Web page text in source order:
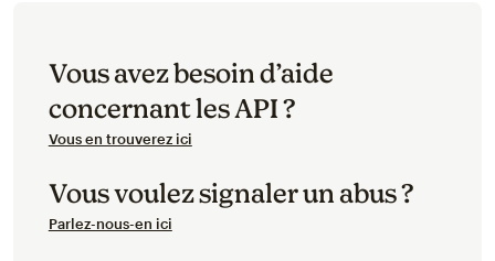
Vous avez besoin d’aide
concernant les API ?
Vous en trouverez ici
Vous voulez signaler un abus ?
Parlez-nous-en ici